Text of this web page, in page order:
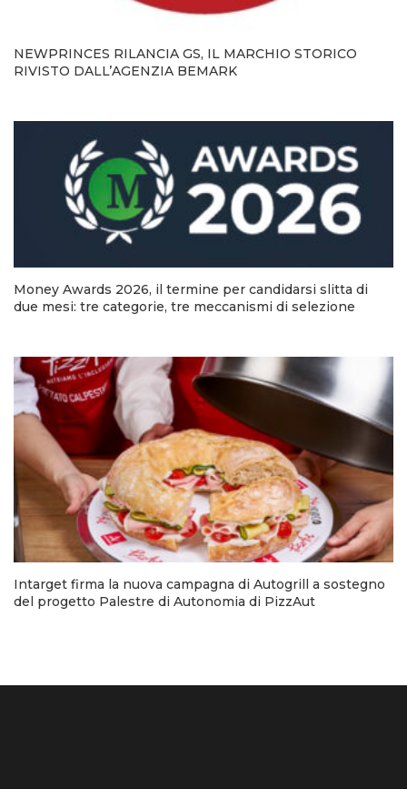
NEWPRINCES RILANCIA GS, IL MARCHIO STORICO
RIVISTO DALL’AGENZIA BEMARK
Money Awards 2026, il termine per candidarsi slitta di
due mesi: tre categorie, tre meccanismi di selezione
Intarget firma la nuova campagna di Autogrill a sostegno
del progetto Palestre di Autonomia di PizzAut